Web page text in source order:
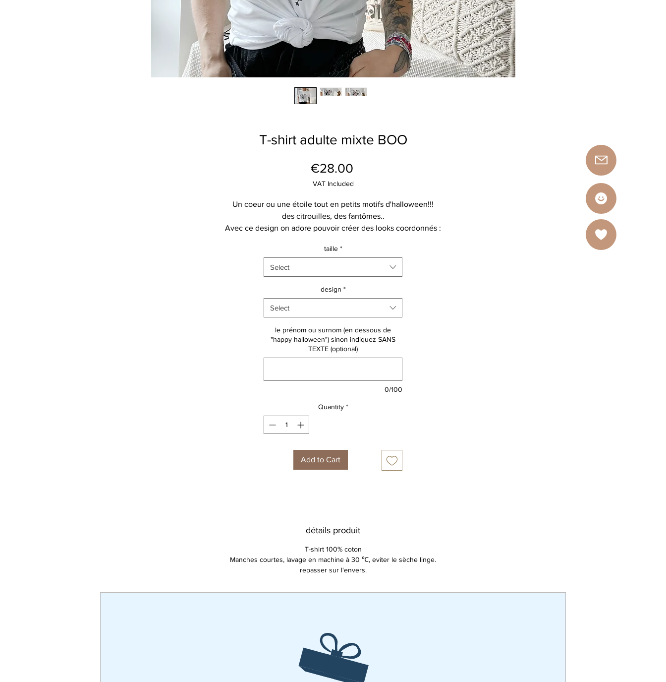
T-shirt adulte mixte BOO
€28.00Price
VAT Included
Un coeur ou une étoile tout en petits motifs d'halloween!!!
des citrouilles, des fantômes..
Avec ce design on adore pouvoir créer des looks coordonnés :
taille *
Select
design *
Select
le prénom ou surnom (en dessous de
"happy halloween") sinon indiquez SANS
TEXTE (optional)
0/100
Quantity *
Add to Cart
détails produit
T-shirt 100% coton
Manches courtes, lavage en machine à 30 ℃, eviter le sèche linge.
repasser sur l'envers.